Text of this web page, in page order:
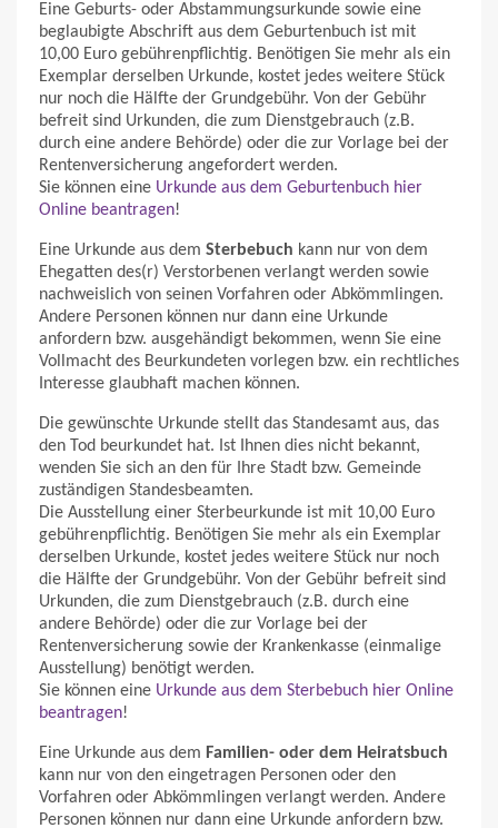
Eine Geburts- oder Abstammungsurkunde sowie eine
beglaubigte Abschrift aus dem Geburtenbuch ist mit
10,00 Euro gebührenpflichtig. Benötigen Sie mehr als ein
Exemplar derselben Urkunde, kostet jedes weitere Stück
nur noch die Hälfte der Grundgebühr. Von der Gebühr
befreit sind Urkunden, die zum Dienstgebrauch (z.B.
durch eine andere Behörde) oder die zur Vorlage bei der
Rentenversicherung angefordert werden.
Sie können eine Urkunde aus dem Geburtenbuch hier
Online beantragen!
Eine Urkunde aus dem Sterbebuch kann nur von dem
Ehegatten des(r) Verstorbenen verlangt werden sowie
nachweislich von seinen Vorfahren oder Abkömmlingen.
Andere Personen können nur dann eine Urkunde
anfordern bzw. ausgehändigt bekommen, wenn Sie eine
Vollmacht des Beurkundeten vorlegen bzw. ein rechtliches
Interesse glaubhaft machen können.
Die gewünschte Urkunde stellt das Standesamt aus, das
den Tod beurkundet hat. Ist Ihnen dies nicht bekannt,
wenden Sie sich an den für Ihre Stadt bzw. Gemeinde
zuständigen Standesbeamten.
Die Ausstellung einer Sterbeurkunde ist mit 10,00 Euro
gebührenpflichtig. Benötigen Sie mehr als ein Exemplar
derselben Urkunde, kostet jedes weitere Stück nur noch
die Hälfte der Grundgebühr. Von der Gebühr befreit sind
Urkunden, die zum Dienstgebrauch (z.B. durch eine
andere Behörde) oder die zur Vorlage bei der
Rentenversicherung sowie der Krankenkasse (einmalige
Ausstellung) benötigt werden.
Sie können eine Urkunde aus dem Sterbebuch hier Online
beantragen!
Eine Urkunde aus dem Familien- oder dem Heiratsbuch
kann nur von den eingetragen Personen oder den
Vorfahren oder Abkömmlingen verlangt werden. Andere
Personen können nur dann eine Urkunde anfordern bzw.